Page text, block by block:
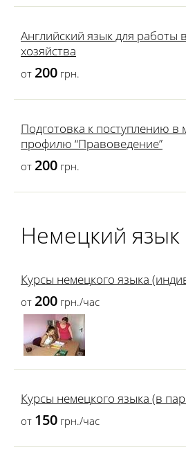
Английский язык для работы
хозяйства
от 200 грн.
Подготовка к поступлению в
профилю “Правоведение”
от 200 грн.
Немецкий язык
Курсы немецкого языка
от 200 грн./час
Курсы немецкого языка (в
от 150 грн./час